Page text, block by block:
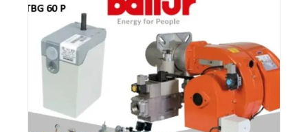
Details